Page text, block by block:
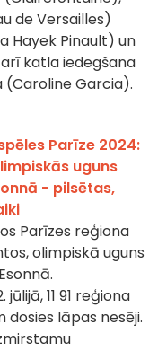
de Versailles)
Hayek Pinault) un
katla iedegšana
(Caroline Garcia).
Parīze 2024:
uguns
- pilsētas,
Parīzes reģiona
olimpiskā uguns
11 91 reģiona
lāpas nesēji.